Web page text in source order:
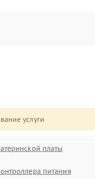
услуги
платы
питания